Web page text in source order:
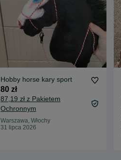
Hobby horse kary sport
80 zł
87,19 zł z Pakietem
Ochronnym
Warszawa, Włochy
31 lipca 2026